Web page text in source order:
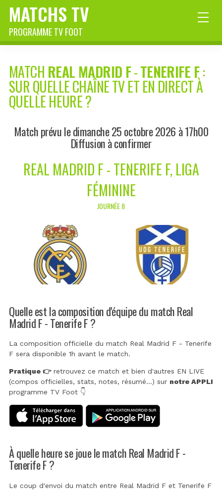
MATCHS TV
PROGRAMME TV FOOT
MATCH REAL MADRID F-TENERIFE F:
SUR QUELLE CHAÎNE TV ET EN DIRECT À
QUELLE HEURE ?
Match prévu le dimanche 25 octobre 2026 à 17h00
Diffusion à confirmer
REAL MADRID F - TENERIFE F, LIGA
FÉMININE
JOURNÉE 8
Quelle est la composition d'équipe du match Real
Madrid F - Tenerife F ?
La composition officielle du match Real Madrid F - Tenerife
F sera disponible 1h avant le match.
Pratique 👉retrouvez ce match et bien d'autres EN LIVE
(compos officielles, stats, notes, résumé...) sur notre APPLI
programme TV Foot 👇
À quelle heure se joue le match Real Madrid F -
Tenerife F ?
Le coup d'envoi du match entre Real Madrid F et Tenerife F